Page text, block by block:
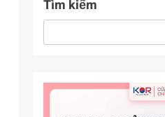
Tìm kiếm